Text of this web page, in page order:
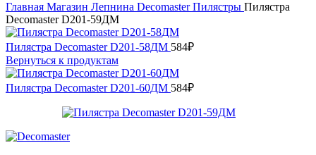
Главная Магазин Лепнина DecomasterПилястры Пилястра
Decomaster D201-59ДМ
Пилястра Decomaster D201-58ДМ 584₽
Вернуться к продуктам
Пилястра Decomaster D201-60ДМ 584₽